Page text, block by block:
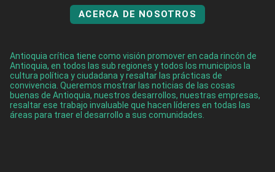
ACERCA DE NOSOTROS
Antioquia crítica tiene como visión promover en cada rincón de
Antioquia, en todos las sub regiones y todos los municipios la
cultura política y ciudadana y resaltar las prácticas de
convivencia. Queremos mostrar las noticias de las cosas
buenas de Antioquia, nuestros desarrollos, nuestras empresas,
resaltar ese trabajo invaluable que hacen líderes en todas las
áreas para traer el desarrollo a sus comunidades.